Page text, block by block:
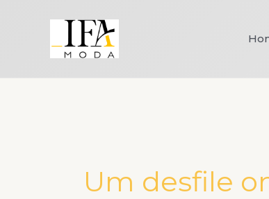
Um desfile